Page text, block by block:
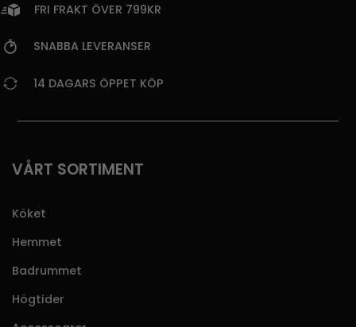
FRI FRAKT ÖVER 799KR
SNABBA LEVERANSER
14 DAGARS ÖPPET KÖP
VÅRT SORTIMENT
Köket
Hemmet
Badrummet
Högtider